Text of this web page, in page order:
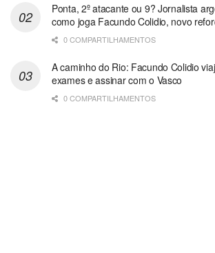
Ponta, 2º atacante ou 9? Jornalista
como joga Facundo Colidio, novo
0 COMPARTILHAMENTOS
A caminho do Rio: Facundo Colidio
exames e assinar com o Vasco
0 COMPARTILHAMENTOS